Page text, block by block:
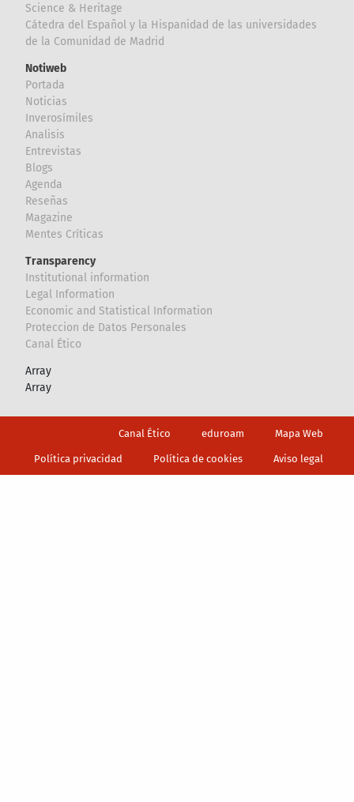
Science & Heritage
Cátedra del Español y la Hispanidad de las universidades
de la Comunidad de Madrid
Notiweb
Portada
Noticias
Inverosímiles
Analisis
Entrevistas
Blogs
Agenda
Reseñas
Magazine
Mentes Críticas
Transparency
Institutional information
Legal Information
Economic and Statistical Information
Proteccion de Datos Personales
Canal Ético
Array
Array
Canal Ético eduroam Mapa Web
Política privacidad Política de cookies Aviso legal